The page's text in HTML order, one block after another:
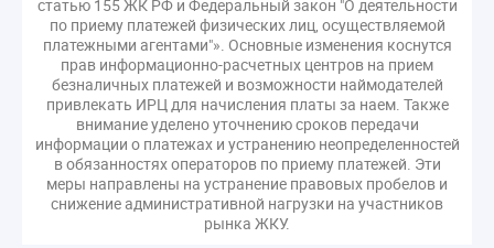
исполнительная надпись
ВДГО
ВКГО
Персональные данные
Приказ
Сергей Пахомов
ЭкспертЖКХ
договор управления МКД
лицензия
операторы связи
проверки
управляющая компания
Интервью
УК
газовое оборудование
государственная дума
лифт
обращение
общее имущество
проверки ЖКХ
саморегулирование
статью 155 ЖК РФ и Федеральный закон "О деятельности
по приему платежей физических лиц, осуществляемой
платежными агентами"». Основные изменения коснутся
прав информационно-расчетных центров на прием
безналичных платежей и возможности наймодателей
привлекать ИРЦ для начисления платы за наем. Также
внимание уделено уточнению сроков передачи
информации о платежах и устранению неопределенностей
в обязанностях операторов по приему платежей. Эти
меры направлены на устранение правовых пробелов и
снижение административной нагрузки на участников
рынка ЖКУ.